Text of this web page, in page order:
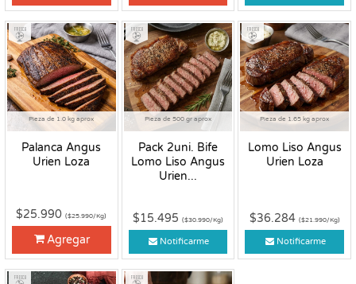
Pieza de 1.0 kg aprox
Palanca Angus
Urien Loza
Fresco
$25.990($25.990/Kg)
Agregar
Pieza de 500 gr aprox
Pack 2uni. Bife
Lomo Liso Angus
Urien...
Fresco
$15.495 ($30.990/Kg)
Notificarme
Pieza de 1.65 kg aprox
Lomo Liso Angus
Urien Loza
Fresco
$36.284 ($21.990/Kg)
Notificarme
Fresco Fresco